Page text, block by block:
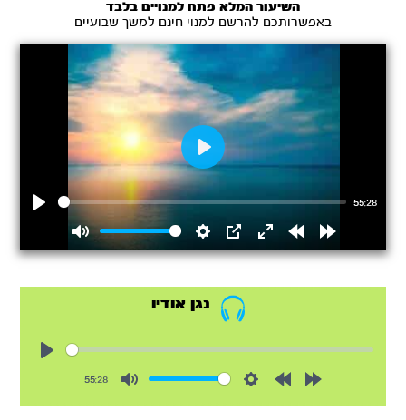
השיעור המלא פתח למנויים בלבד
באפשרותכם להרשם למנוי חינם למשך שבועיים
55:28
Mute Settings
PIP
EnterRewindForward
Play
נגן אודיו
55:28